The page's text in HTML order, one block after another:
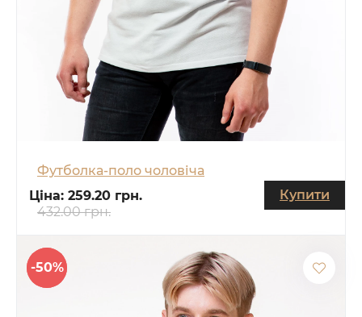
Футболка-поло чоловіча
Ціна: 259.20 грн.
432.00 грн.
Купити
-50%